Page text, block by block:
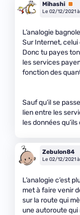
Mihashi
Le 02/12/2021
L’analogie
Sur Internet, celui
Donc tu payes
les services
fonction des
Sauf qu’il se
lien entre les
les données
Zebulon84
Le 02/12/2021
L’analogie c’est
met à faire venir
sur la route qui
une autoroute